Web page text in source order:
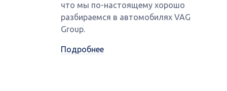
что мы по-настоящему хорошо
разбираемся в автомобилях VAG
Group.
Подробнее